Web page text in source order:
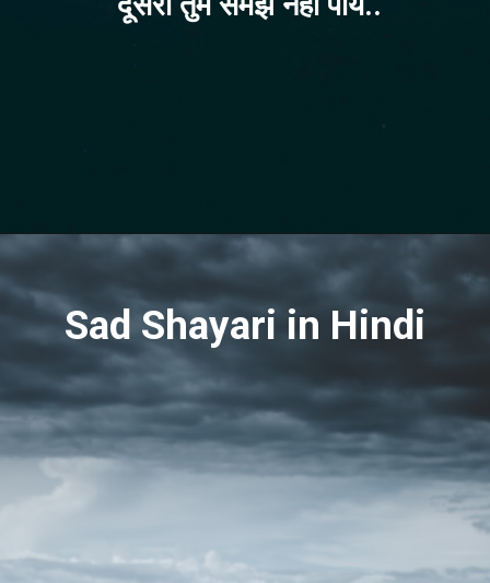
https://befunky.in/sad-shayari/#latest-sad-shayari
Sad Shayari in Hindi